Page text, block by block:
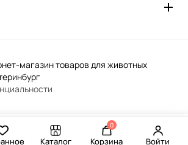
В корзину
магазин товаров для животных
Каталог
0
Корзина Войти